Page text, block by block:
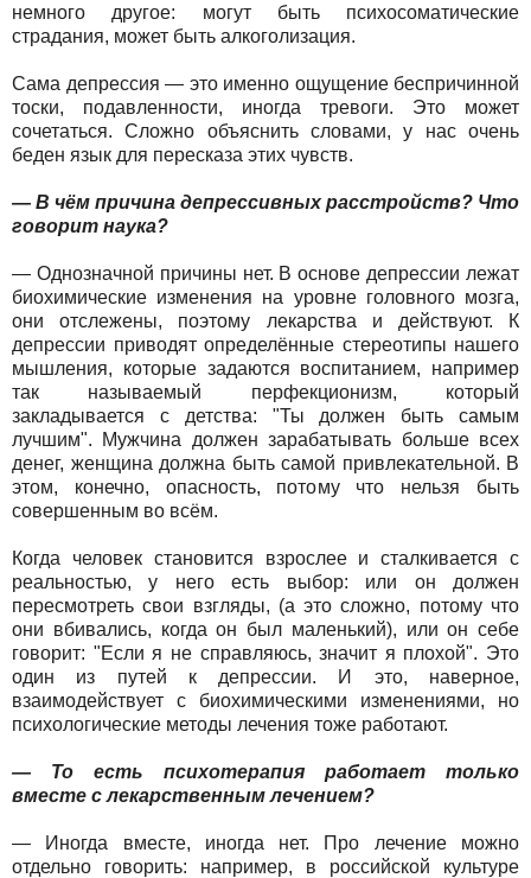
немного другое: могут быть психосоматические
страдания, может быть алкоголизация.
Сама депрессия — это именно ощущение беспричинной
тоски, подавленности, иногда тревоги. Это может
сочетаться. Сложно объяснить словами, у нас очень
беден язык для пересказа этих чувств.
— В чём причина депрессивных расстройств? Что
говорит наука?
— Однозначной причины нет. В основе депрессии лежат
биохимические изменения на уровне головного мозга,
они отслежены, поэтому лекарства и действуют. К
депрессии приводят определённые стереотипы нашего
мышления, которые задаются воспитанием, например
так называемый перфекционизм, который
закладывается с детства: "Ты должен быть самым
лучшим". Мужчина должен зарабатывать больше всех
денег, женщина должна быть самой привлекательной. В
этом, конечно, опасность, потому что нельзя быть
совершенным во всём.
Когда человек становится взрослее и сталкивается с
реальностью, у него есть выбор: или он должен
пересмотреть свои взгляды, (а это сложно, потому что
они вбивались, когда он был маленький), или он себе
говорит: "Если я не справляюсь, значит я плохой". Это
один из путей к депрессии. И это, наверное,
взаимодействует с биохимическими изменениями, но
психологические методы лечения тоже работают.
— То есть психотерапия работает только
вместе с лекарственным лечением?
— Иногда вместе, иногда нет. Про лечение можно
отдельно говорить: например, в российской культуре